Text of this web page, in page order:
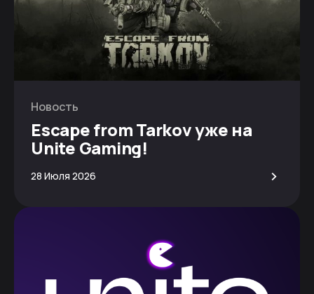
Новость
Escape from Tarkov уже на
Unite Gaming!
28 Июля 2026 >